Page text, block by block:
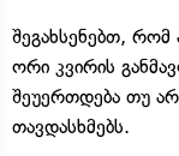
შეგახსენებთ,
ორი კვირის
შეუერთდება თუ
თავდასხმებს.